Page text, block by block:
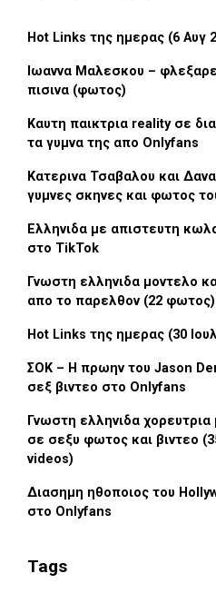
Hot Links της ημερας (6 Αυγ
Ιωαννα Μαλεσκου –
πισινα (φωτος)
Καυτη παικτρια reality σε
τα γυμνα της απο Onlyfans
Κατερινα Τσαβαλου και
γυμνες σκηνες και φωτος
Ελληνιδα με απιστευτη
στο TikTok
Γνωστη ελληνιδα μοντελο
απο το παρελθον (22 φωτος)
Hot Links της ημερας (30
ΣΟΚ – Η πρωην του Jason
σεξ βιντεο στο Onlyfans
Γνωστη ελληνιδα
σε σεξυ φωτος και βιντεο
videos)
Διασημη ηθοποιος του
στο Onlyfans
Tags